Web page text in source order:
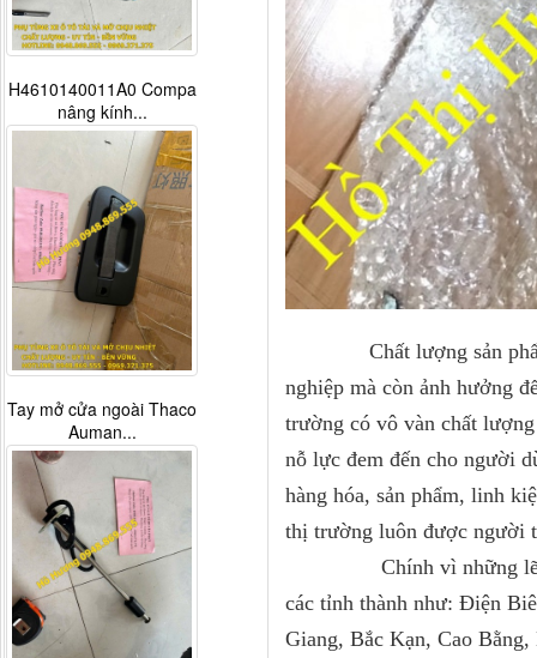
Chất lượng sản phẩm
nghiệp mà còn ảnh hưởng
trường có vô vàn chất
nỗ lực đem đến cho người
hàng hóa, sản phẩm, linh
thị trường luôn được người
Chính vì những lẽ trên
các tỉnh thành như: Điện
Giang, Bắc Kạn, Cao
H4610140011A0 Compa
nâng kính...
Tay mở cửa ngoài Thaco
Auman...